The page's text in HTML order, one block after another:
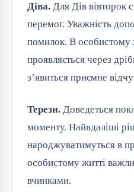
Діва. Для Дів вівторок
перемог. Уважність
помилок. В особистому
проявляється через
з’явиться приємне
Терези. Доведеться
моменту. Найвдаліші
народжуватимуться в
особистому житті
вчинками.